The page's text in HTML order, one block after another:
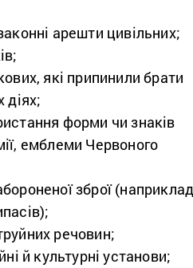
арешти цивільних;
які припинили брати
діях;
форми чи знаків
емблеми Червоного
зброї
речовин;
й культурні установи;